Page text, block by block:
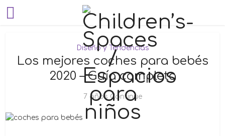
Diseño y Tendencias
Los mejores coches para bebés
2020 – Guía completa
7 años Continue